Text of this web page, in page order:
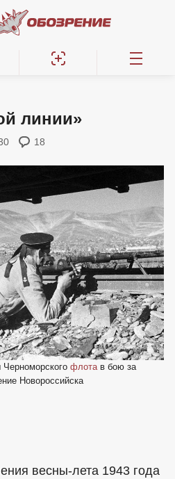
линии»
18
флотав бою за
Новороссийска
весны-лета 1943 года